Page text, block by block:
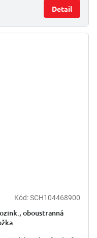
Detail
Kód:SCH104468900
oboustranná